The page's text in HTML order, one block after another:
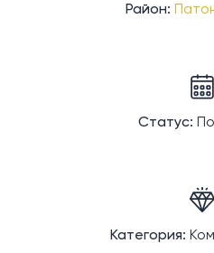
Район:
Статус:
Категория: